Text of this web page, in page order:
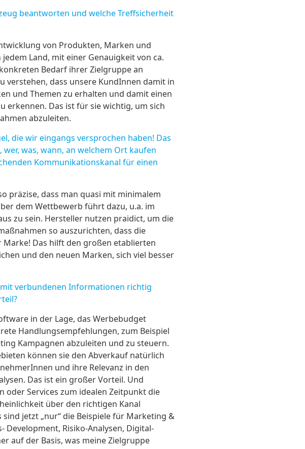
beantworten und welche Treffsicherheit
von Produkten, Marken und
Land, mit einer Genauigkeit von ca.
Bedarf ihrer Zielgruppe an
verstehen, dass unsere KundInnen damit in
und Themen zu erhalten und damit einen
erkennen. Das ist für sie wichtig, um sich
abzuleiten.
die wir eingangs versprochen haben! Das
was, wann, an welchem Ort kaufen
Kommunikationskanal für einen
präzise, dass man quasi mit minimalem
dem Wettbewerb führt dazu, u.a. im
zu sein. Hersteller nutzen praidict, um die
so auszurichten, dass die
Das hilft den großen etablierten
und den neuen Marken, sich viel besser
verbundenen Informationen richtig
in der Lage, das Werbebudget
Handlungsempfehlungen, zum Beispiel
Kampagnen abzuleiten und zu steuern.
können sie den Abverkauf natürlich
und ihre Relevanz in den
Das ist ein großer Vorteil. Und
Services zum idealen Zeitpunkt die
über den richtigen Kanal
jetzt „nur“ die Beispiele für Marketing &
Development, Risiko-Analysen, Digital-
auf der Basis, was meine Zielgruppe